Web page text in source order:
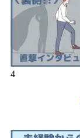
4